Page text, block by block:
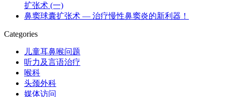
扩张术 (一)
鼻窦球囊扩张术 — 治疗慢性鼻窦炎的新利器！
Categories
儿童耳鼻喉问题
听力及言语治疗
喉科
头颈外科
媒体访问